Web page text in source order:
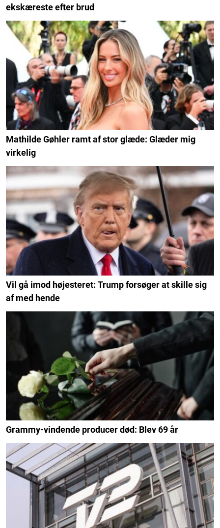
ekskæreste efter brud
Mathilde Gøhler ramt af stor glæde: Glæder mig
virkelig
Vil gå imod højesteret: Trump forsøger at skille sig
af med hende
Grammy-vindende producer død: Blev 69 år